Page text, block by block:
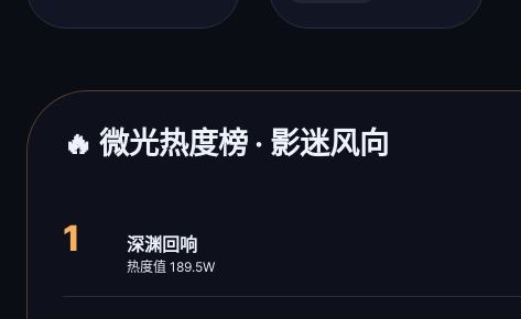
🔥 微光热度榜 · 影迷风向
1 深渊回响
热度值 189.5W